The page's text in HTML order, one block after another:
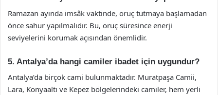
Ramazan ayında imsâk vaktinde, oruç tutmaya başlamadan
önce sahur yapılmalıdır. Bu, oruç süresince enerji
seviyelerini korumak açısından önemlidir.
5. Antalya’da hangi camiler ibadet için uygundur?
Antalya’da birçok cami bulunmaktadır. Muratpaşa Camii,
Lara, Konyaaltı ve Kepez bölgelerindeki camiler, hem yerli